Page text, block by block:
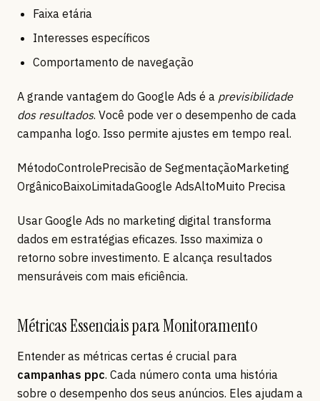
Faixa etária
Interesses específicos
Comportamento de navegação
A grande vantagem do Google Ads é a previsibilidade
dos resultados. Você pode ver o desempenho de cada
campanha logo. Isso permite ajustes em tempo real.
MétodoControlePrecisão de SegmentaçãoMarketing
OrgânicoBaixoLimitadaGoogle AdsAltoMuito Precisa
Usar Google Ads no marketing digital transforma
dados em estratégias eficazes. Isso maximiza o
retorno sobre investimento. E alcança resultados
mensuráveis com mais eficiência.
Métricas Essenciais para Monitoramento
Entender as métricas certas é crucial para
campanhas ppc. Cada número conta uma história
sobre o desempenho dos seus anúncios. Eles ajudam a